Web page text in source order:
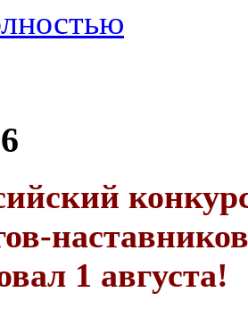
наставников
1 августа!